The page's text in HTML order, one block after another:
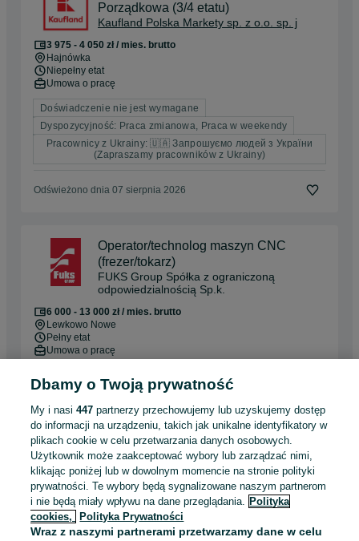
Porządkowa (3/4 etatu)
Kaufland Polska Markety sp. z o.o. sp. j
3 975 - 4 050 zł / mies. brutto
Hajnówka
Niepełny etat
Umowa o pracę
Doświadczenie nie jest wymagane
Dyspozycyjność: Praca zmianowa, Praca w weekendy
Pracownicy z Ukrainy: 🇺🇦 Запрошуємо людей з України
(Zapraszamy pracowników z Ukrainy)
Odświeżono dnia 07 sierpnia 2026
Operator/technolog maszyn CNC
(frezer/tokarz)
FUKS Group Spółka z ograniczoną
odpowiedzialnością Sp.k.
6 000 - 13 000 zł / mies. brutto
Lewkowo Nowe
Pełny etat
Umowa o pracę
Dyspozycyjność: Praca zmianowa
Miejsce pracy: W siedzibie firmy
Odświeżono dnia 31 lipca 2026
Zakład drzewny zatrudni osoby na produkcję.
5 500 - 6 600 zł / mies. brutto
Hajnówka
Dbamy o Twoją prywatność
My i nasi447 partnerzy przechowujemy lub uzyskujemy dostęp
do informacji na urządzeniu, takich jak unikalne identyfikatory w
plikach cookie w celu przetwarzania danych osobowych.
Użytkownik może zaakceptować wybory lub zarządzać nimi,
klikając poniżej lub w dowolnym momencie na stronie polityki
prywatności. Te wybory będą sygnalizowane naszym partnerom
i nie będą miały wpływu na dane przeglądania. Polityka
cookies,
Polityka Prywatności
Wraz z naszymi partnerami przetwarzamy dane w celu